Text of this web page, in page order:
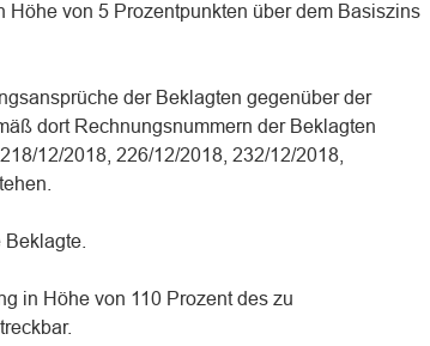
Höhe von 5 Prozentpunkten über dem Basiszins
der Beklagten gegenüber der
dort Rechnungsnummern der Beklagten
12/2018, 226/12/2018, 232/12/2018,
in Höhe von 110 Prozent des zu